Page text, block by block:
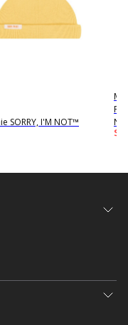
SORRY, I'M NOT™
$